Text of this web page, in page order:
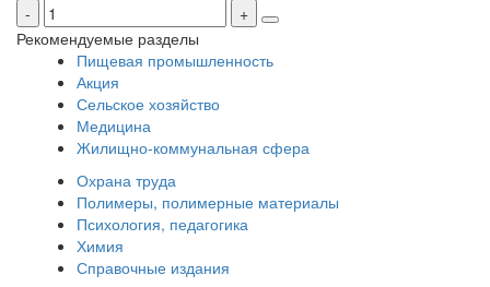
Рекомендуемые разделы
Пищевая промышленность
Акция
Сельское хозяйство
Медицина
Жилищно-коммунальная сфера
Охрана труда
Полимеры, полимерные материалы
Психология, педагогика
Химия
Справочные издания